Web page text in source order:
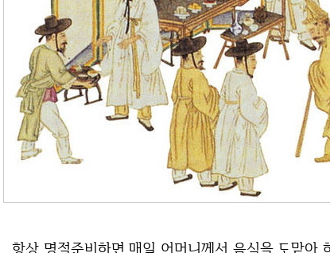
항상 명절준비하면 매일 어머니께서 음식을 도맡아 하신다. 그리고 작은 어머니께서도 오시긴 하지만,